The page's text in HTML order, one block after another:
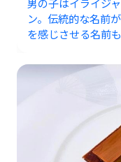
ン。伝統的な名前
を感じさせる名前